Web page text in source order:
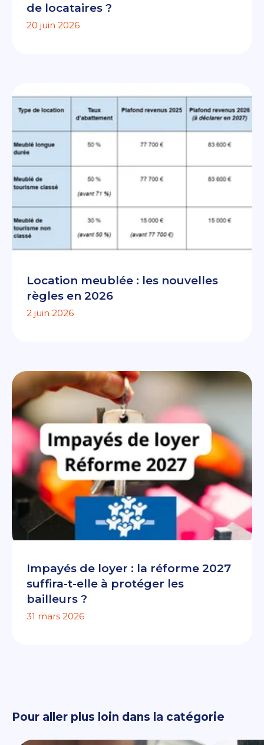
de locataires ?
20 juin 2026
Location meublée : les nouvelles
règles en 2026
2 juin 2026
Impayés de loyer : la réforme 2027
suffira-t-elle à protéger les
bailleurs ?
31 mars 2026
Pour aller plus loin dans la catégorie